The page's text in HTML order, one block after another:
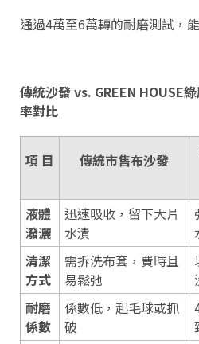
通過4萬至6萬轉的耐磨測試，
傳統沙發 vs. GREEN HOUSE
率對比
項 目 傳統市售布沙發
液體
潑灑
迅速吸收，留下大片
水漬
清潔
方式
需拆洗布套，費時且
易鬆弛
耐磨
係數
係數低，起毛球或抓
破